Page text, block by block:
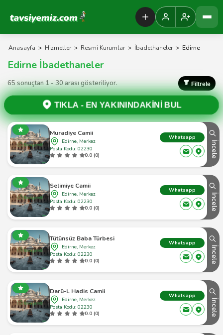
Tavsiyemiz Anasayfa
Anasayfa > Hizmetler > Resmi Kurumlar > İbadethaneler > Edirne
Edirne İbadethaneler
65 sonuçtan 1 - 30 arası gösteriliyor. Filtrele
TIKLA -EN YAKININDAKİNİ BUL
Muradiye Camii
Edirne, Merkez
Posta Kodu: 02230
0.0 (0)
Whatsapp
İncele
Selimiye Camii
Edirne, Merkez
Posta Kodu: 02230
0.0 (0)
Whatsapp
İncele
Tütünsüz Baba Türbesi
Edirne, Merkez
Posta Kodu: 02230
0.0 (0)
Whatsapp
İncele
Darü-L Hadis Camii
Edirne, Merkez
Posta Kodu: 02230
0.0 (0)
Whatsapp
İncele